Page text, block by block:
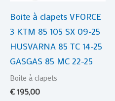
Boite à clapets VFORCE
3 KTM 85 105 SX 09-25
HUSVARNA 85 TC 14-25
GASGAS 85 MC 22-25
Boite à clapets
€195,00